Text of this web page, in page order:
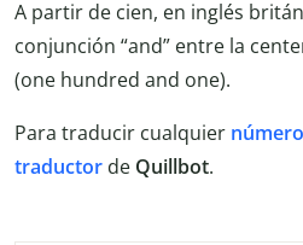
A partir de cien, en inglés
conjunción “and” entre la
(one hundred and one).
Para traducir cualquier
traductor de Quillbot.